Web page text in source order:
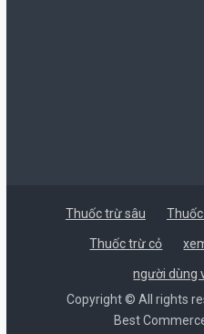
Thuốc trừ sâu
Thuốc trừ cỏ
người dùng
Copyright © All rights
Best